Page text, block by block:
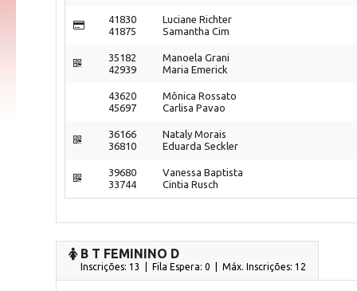
41830
41875
Luciane Richter
Samantha Cim
35182
42939
Manoela Grani
Maria Emerick
43620
45697
Mônica Rossato
Carlisa Pavao
36166
36810
Nataly Morais
Eduarda Seckler
39680
33744
Vanessa Baptista
Cintia Rusch
B T FEMININO D
Inscrições: 13 | Fila Espera: 0 | Máx. Inscrições: 12